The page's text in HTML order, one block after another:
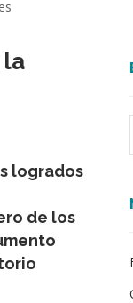
la
logrados
de los